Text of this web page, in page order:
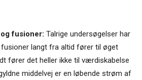
fusioner: Talrige undersøgelser har
langt fra altid fører til øget
fører det heller ikke til værdiskabelse
middelvej er en løbende strøm af